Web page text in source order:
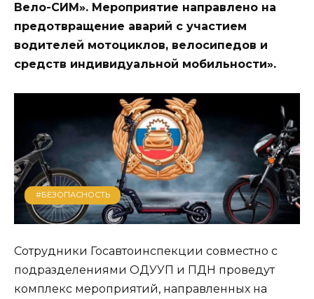
Вело-СИМ». Мероприятие направлено на
предотвращение аварий с участием
водителей мотоциклов, велосипедов и
средств индивидуальной мобильности».
#БЕЗОПАСНОСТЬ
Сотрудники Госавтоинспекции совместно с
подразделениями ОДУУП и ПДН проведут
комплекс мероприятий, направленных на